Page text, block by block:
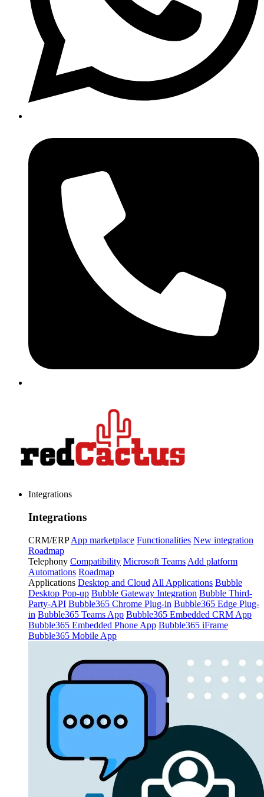
Integrations
Integrations
CRM/ERP App marketplace Functionalities New integration
Roadmap
Telephony Compatibility Microsoft Teams Add platform
Automations Roadmap
Applications Desktop and Cloud All Applications Bubble
Desktop Pop-up Bubble Gateway Integration Bubble Third-
Party-API Bubble365 Chrome Plug-in Bubble365 Edge Plug-
in Bubble365 Teams App Bubble365 Embedded CRM App
Bubble365 Embedded Phone App Bubble365 iFrame
Bubble365 Mobile App